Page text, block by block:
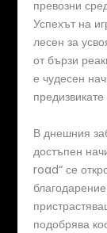
превозни
Успехът на
лесен за
от бързи
е чудесен
В днешния
достъпен
road“ се
подобрява